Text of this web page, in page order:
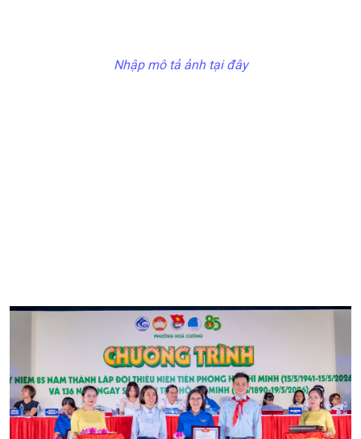
Nhập mô tả ảnh tại đây